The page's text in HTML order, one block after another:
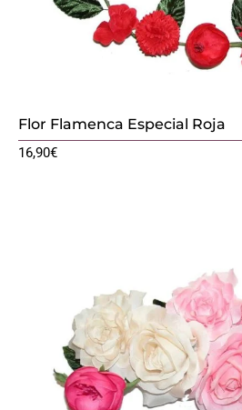
Flor Flamenca Especial Roja
16,90€